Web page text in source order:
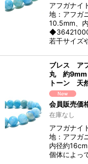
アフガナイ
地：アフガ
10.5mm、
若干サイズ
ブレス ア
丸 約
トーン 天
会員販売価
在庫なし
アフガナイ
地：アフガ
内径約
個体によっ